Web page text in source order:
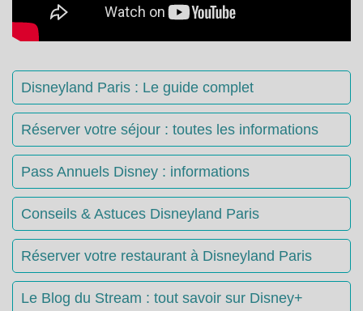
Disneyland Paris : Le guide complet
Réserver votre séjour : toutes les informations
Pass Annuels Disney : informations
Conseils & Astuces Disneyland Paris
Réserver votre restaurant à Disneyland Paris
Le Blog du Stream : tout savoir sur Disney+